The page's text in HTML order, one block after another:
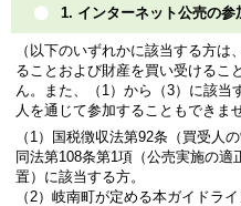
1. インターネット公売の参
（以下のいずれかに該当する方は
ることおよび財産を買い受けるこ
ん。また、（1）から（3）に該当
人を通じて参加することもできま
（1）国税徴収法第92条（買受人
同法第108条第1項（公売実施の適
置）に該当する方。
（2）岐南町が定める本ガイドラ